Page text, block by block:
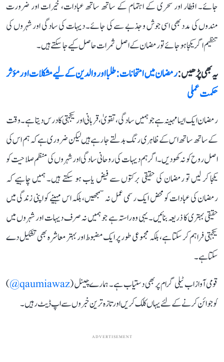
جائے۔ افطار اور سحری کے اہتمام کے ساتھ ساتھ عبادات، خیرات اور ضرورت
مندوں کی مدد بھی اسی جوش و جذبے سے کی جائے۔ دیہات کی سادگی اور شہروں کی
تنظیم اگر یکجا ہو جائے تو رمضان کے اصل ثمرات حاصل کیے جا سکتے ہیں۔
یہ بھی پڑھیں :رمضان میں امتحانات: طلبا اور والدین کے لیے مشکلات اور مؤثر
حکمت عملی
رمضان ایک ایسا مہینہ ہے جو ہمیں سادگی، تقویٰ، قربانی اور یکجہتی کا درس دیتا ہے۔ وقت
کے ساتھ ساتھ اس کے ظاہری رنگ بدلتے جا رہے ہیں لیکن ضروری ہے کہ ہم اس کی
اصل روح کو نہ کھو دیں۔ اگر ہم دیہات کی روحانی سادگی اور شہروں کی منظم صلاحیت کو
یکجا کر لیں تو رمضان کی حقیقی برکتوں سے فیض یاب ہو سکتے ہیں۔ ہمیں چاہیے کہ
رمضان کی عبادات کو محض ایک رسمی عمل نہ سمجھیں، بلکہ اس مہینے کو اپنی زندگی میں
حقیقی بہتری کا ذریعہ بنائیں۔ یہی وہ راستہ ہے جو ہمیں نہ صرف دیہات اور شہروں میں
یکجہتی فراہم کر سکتا ہے، بلکہ مجموعی طور پر ایک مضبوط اور بہتر معاشرہ بھی تشکیل دے
سکتا ہے۔
قومی آواز اب ٹیلی گرام پر بھی دستیاب ہے۔ ہمارے چینل (qaumiawaz@
)
کو جوائن کرنے کے لئے یہاں کلک کریں اور تازہ ترین خبروں سے اپ ڈیٹ رہیں۔
ADVERTISEMENT